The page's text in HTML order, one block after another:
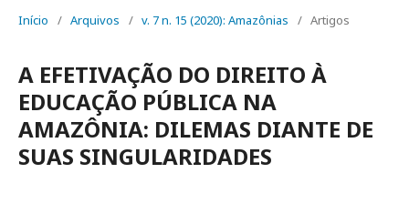
Início / Arquivos / v. 7 n. 15 (2020): Amazônias / Artigos
A EFETIVAÇÃO DO DIREITO À
EDUCAÇÃO PÚBLICA NA
AMAZÔNIA: DILEMAS DIANTE DE
SUAS SINGULARIDADES